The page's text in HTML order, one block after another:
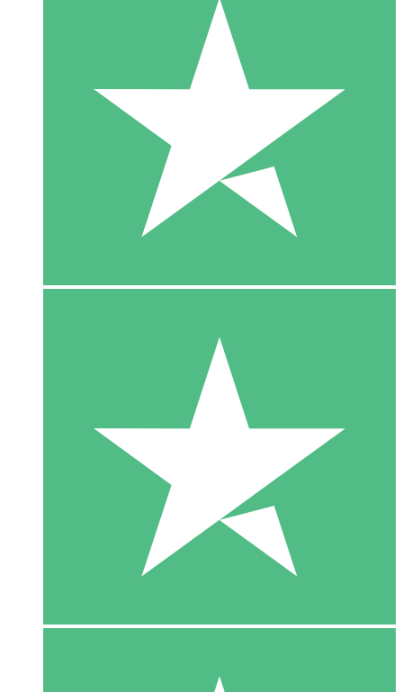
10 Downloads
20 00